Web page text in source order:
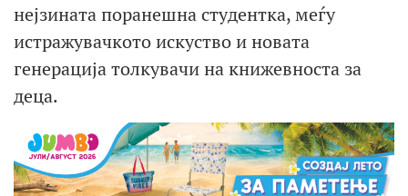
нејзината поранешна студентка, меѓу
истражувачкото искуство и новата
генерација толкувачи на книжевноста за
деца.